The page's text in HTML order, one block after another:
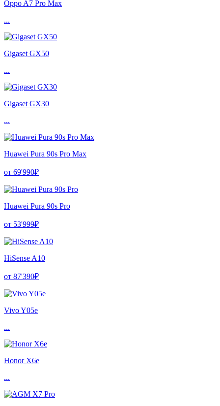
Oppo A7 Pro Max
...
Gigaset GX50
...
Gigaset GX30
...
Huawei Pura 90s Pro Max
от 69'990₽
Huawei Pura 90s Pro
от 53'999₽
HiSense A10
от 87'390₽
Vivo Y05e
...
Honor X6e
...